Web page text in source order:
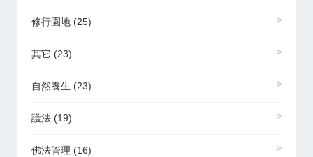
修行園地 (25)
其它 (23)
自然養生 (23)
護法 (19)
佛法管理 (16)